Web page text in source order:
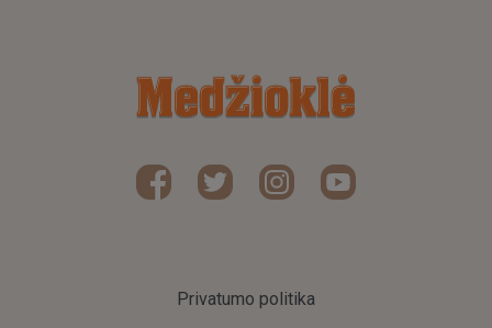
Privatumo politika